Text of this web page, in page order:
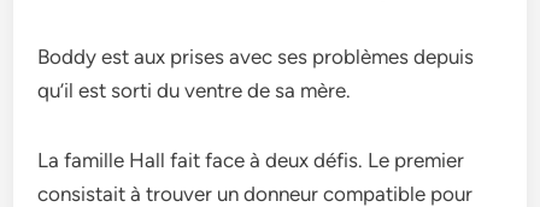
Boddy est aux prises avec ses problèmes depuis
qu’il est sorti du ventre de sa mère.
La famille Hall fait face à deux défis. Le premier
consistait à trouver un donneur compatible pour